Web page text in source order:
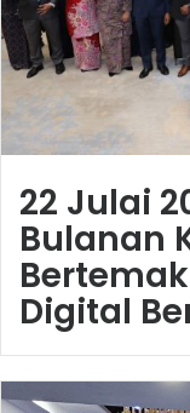
22 Julai
Bulanan
Digital